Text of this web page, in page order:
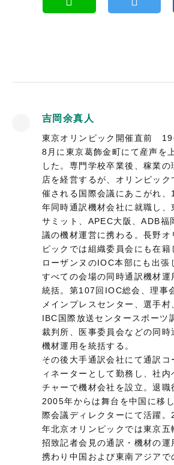
吉岡余真人
東京オリンピック開催直前
8月に東京葛飾金町にて産声を
した。専門学校卒業後、稼業の
店を経営するが、オリンピック
催される国際会議にあこがれ、
年同時通訳機材会社に就職し、
サミット、APEC大阪、ADB福
議の機材運営に携わる。長野オ
ピックでは組織委員会にも在籍
ローザンヌのIOC本部にも出張
すべての会場の同時通訳機材運
統括。第107回IOC総会、理事
メインプレスセンター、選手村
IBC国際放送センタースポーツ
裁判所、医事委員会などの同時
機材運用を統括する。
その後大手通訳会社にて通訳コ
ィネーターとして勤務し、社内
チャーで機材会社を設立。退職
2005年からは舞台を中国に移
際会議ディレクターにて活躍。
年北京オリンピックでは東京五
招致記者会見の通訳・機材の運
携わり中国および東南アジアで